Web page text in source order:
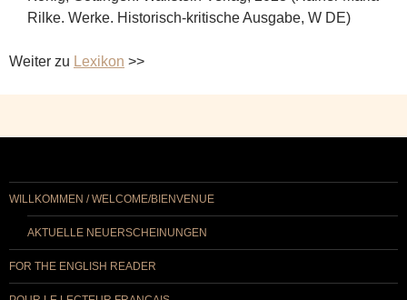
Rilke. Werke. Historisch-kritische Ausgabe, W DE)
Weiter zu Lexikon >>
WILLKOMMEN / WELCOME/BIENVENUE
AKTUELLE NEUERSCHEINUNGEN
FOR THE ENGLISH READER